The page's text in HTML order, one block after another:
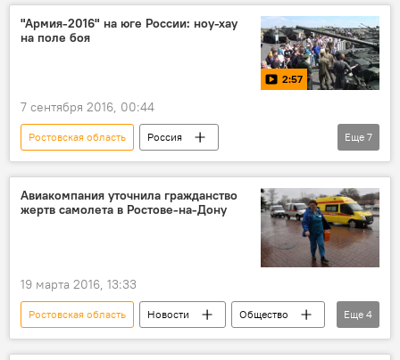
взрыв
эвакуация газ
"Армия-2016" на юге России: ноу-хау
на поле боя
2:57
7 сентября 2016, 00:44
Ростовская область
Россия
Мультимедиа
Новости
видео
Общество
В мире
военная техника
форум
полигон
Еще 7
Авиакомпания уточнила гражданство
жертв самолета в Ростове-на-Дону
19 марта 2016, 13:33
Ростовская область Новости
Общество
В мире
гибель
крушение
Еще 4